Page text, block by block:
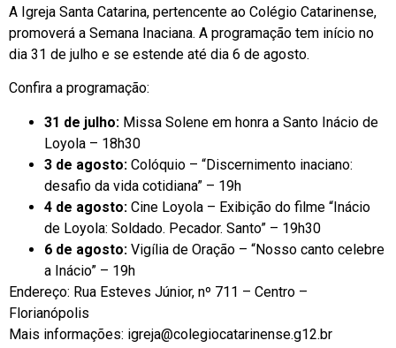
A Igreja Santa Catarina, pertencente ao Colégio Catarinense,
promoverá a Semana Inaciana. A programação tem início no
dia 31 de julho e se estende até dia 6 de agosto.
Confira a programação:
31 de julho: Missa Solene em honra a Santo Inácio de
Loyola – 18h30
3 de agosto: Colóquio – “Discernimento inaciano:
desafio da vida cotidiana” – 19h
4 de agosto: Cine Loyola – Exibição do filme “Inácio
de Loyola: Soldado. Pecador. Santo” – 19h30
6 de agosto: Vigília de Oração – “Nosso canto celebre
a Inácio” – 19h
Endereço: Rua Esteves Júnior, nº 711 – Centro –
Florianópolis
Mais informações: igreja@colegiocatarinense.g12.br